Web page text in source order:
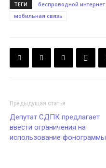
ТЕГИ беспроводной интернет
мобильная связь
Предыдущая статья
Депутат СДПК предлагает
ввести ограничения на
использование фонограммы